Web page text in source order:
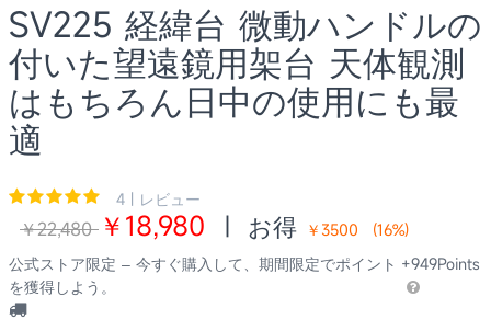
SV225 経緯台 微動ハンドルの
付いた望遠鏡用架台 天体観測
はもちろん日中の使用にも最
適
4 | レビュー
￥22,480 ￥18,980 | お得 ￥3500 (16%)
公式ストア限定 – 今すぐ購入して、期間限定でポイント
を獲得しよう。
+949Points